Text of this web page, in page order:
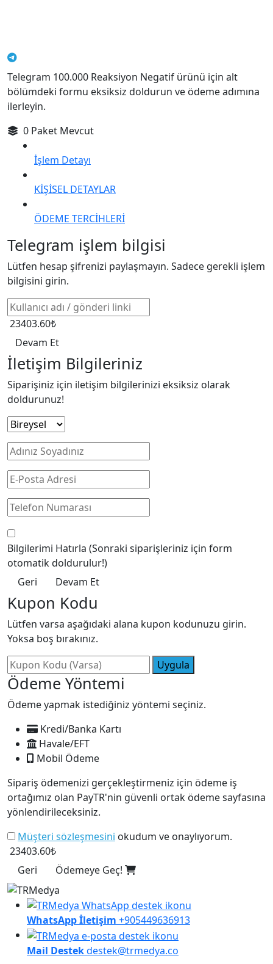
Telegram 100.000 Reaksiyon Negatif ürünü için alt
bölümdeki formu eksiksiz doldurun ve ödeme adımına
ilerleyin.
0 Paket Mevcut
İşlem Detayı
KİŞİSEL DETAYLAR
ÖDEME TERCİHLERİ
Telegram işlem bilgisi
Lütfen hesap şifrenizi paylaşmayın. Sadece gerekli işlem
bilgisini girin.
23403.60₺
Devam Et
İletişim Bilgileriniz
Siparişiniz için iletişim bilgilerinizi eksiksiz olarak
doldurunuz!
Bilgilerimi Hatırla (Sonraki siparişleriniz için form
otomatik doldurulur!)
Geri
Devam Et
Kupon Kodu
Lütfen varsa aşağıdaki alana kupon kodunuzu girin.
Yoksa boş bırakınız.
Uygula
Ödeme Yöntemi
Ödeme yapmak istediğiniz yöntemi seçiniz.
Kredi/Banka Kartı
Havale/EFT
Mobil Ödeme
Sipariş ödemenizi gerçekleştirmeniz için ödeme iş
ortağımız olan PayTR'nin güvenli ortak ödeme sayfasına
yönlendirileceksiniz.
Müşteri sözleşmesini okudum ve onaylıyorum.
23403.60₺
Geri
Ödemeye Geç!
WhatsApp İletişim +905449636913
Mail Destekdestek@trmedya.co